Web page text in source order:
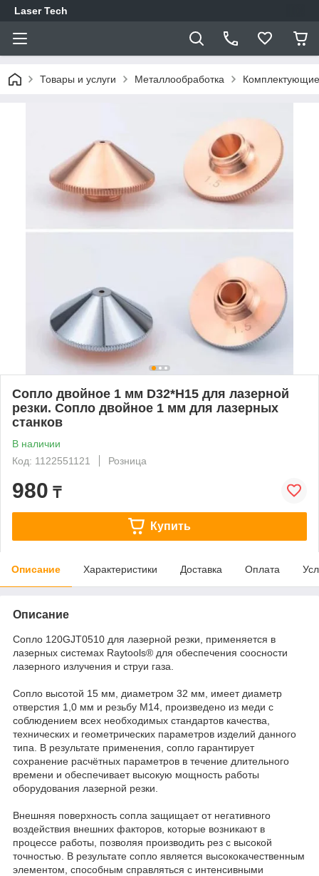
Laser Tech
Товары и услуги Металлообработка
Сопло двойное 1 мм D32*H15 для лазерной
резки. Сопло двойное 1 мм для лазерных
станков
В наличии
Код: 1122551121
Розница
980 ₸
Купить
Описание Характеристики Доставка Оплата
Описание
Сопло 120GJT0510 для лазерной резки, применяется в
лазерных системах Raytools® для обеспечения соосности
лазерного излучения и струи газа.
Сопло высотой 15 мм, диаметром 32 мм, имеет диаметр
отверстия 1,0 мм и резьбу М14, произведено из меди с
соблюдением всех необходимых стандартов качества,
технических и геометрических параметров изделий данного
типа. В результате применения, сопло гарантирует
сохранение расчётных параметров в течение длительного
времени и обеспечивает высокую мощность работы
оборудования лазерной резки.
Внешняя поверхность сопла защищает от негативного
воздействия внешних факторов, которые возникают в
процессе работы, позволяя производить рез с высокой
точностью. В результате сопло является высококачественным
элементом, способным справляться с интенсивными